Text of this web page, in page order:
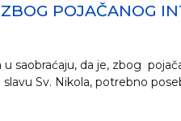
POJAČANOG
saobraćaju, da je, zbog
slavu Sv. Nikola, potrebno